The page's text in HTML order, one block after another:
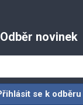
Odběr novinek